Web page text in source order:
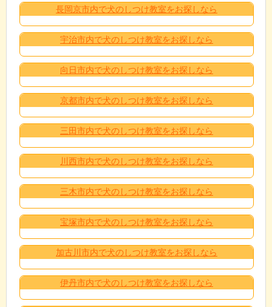
長岡京市内で犬のしつけ教室をお探しなら
宇治市内で犬のしつけ教室をお探しなら
向日市内で犬のしつけ教室をお探しなら
京都市内で犬のしつけ教室をお探しなら
三田市内で犬のしつけ教室をお探しなら
川西市内で犬のしつけ教室をお探しなら
三木市内で犬のしつけ教室をお探しなら
宝塚市内で犬のしつけ教室をお探しなら
加古川市内で犬のしつけ教室をお探しなら
伊丹市内で犬のしつけ教室をお探しなら